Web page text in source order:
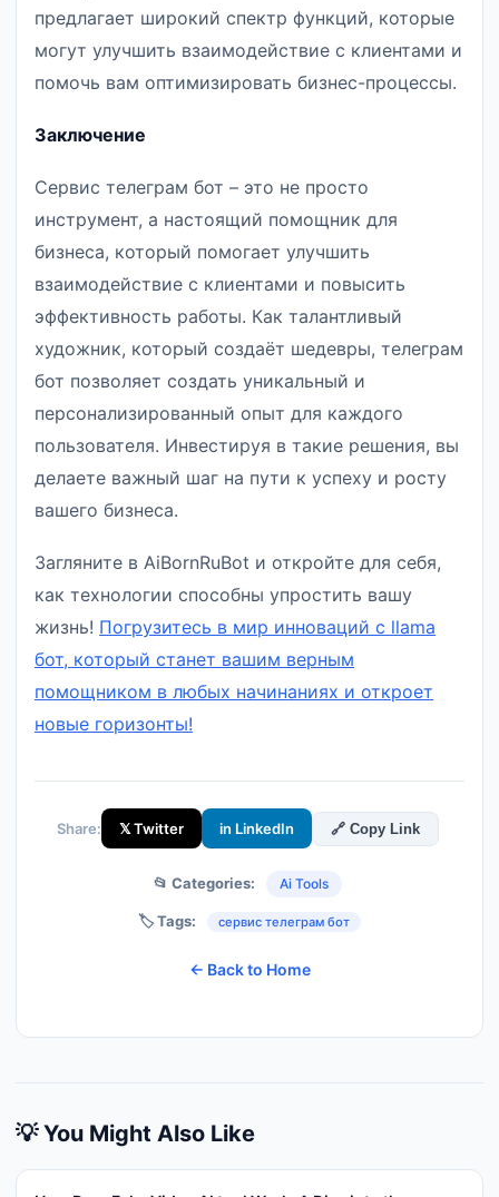
предлагает широкий спектр функций, которые
могут улучшить взаимодействие с клиентами и
помочь вам оптимизировать бизнес-процессы.
Заключение
Сервис телеграм бот – это не просто
инструмент, а настоящий помощник для
бизнеса, который помогает улучшить
взаимодействие с клиентами и повысить
эффективность работы. Как талантливый
художник, который создаёт шедевры, телеграм
бот позволяет создать уникальный и
персонализированный опыт для каждого
пользователя. Инвестируя в такие решения, вы
делаете важный шаг на пути к успеху и росту
вашего бизнеса.
Загляните в AiBornRuBot и откройте для себя,
как технологии способны упростить вашу
жизнь! Погрузитесь в мир инноваций с llama
бот, который станет вашим верным
помощником в любых начинаниях и откроет
новые горизонты!
Share: 𝕏 Twitter in LinkedIn 🔗 Copy Link
📂 Categories: Ai Tools
🏷️ Tags: сервис телеграм бот
← Back to Home
💡 You Might Also Like